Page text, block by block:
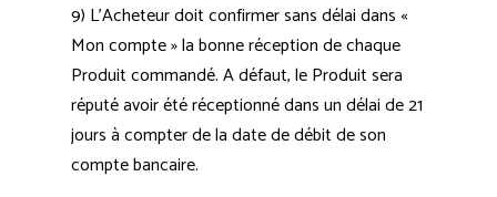
9) L’Acheteur doit confirmer sans délai dans «
Mon compte » la bonne réception de chaque
Produit commandé. A défaut, le Produit sera
réputé avoir été réceptionné dans un délai de 21
jours à compter de la date de débit de son
compte bancaire.